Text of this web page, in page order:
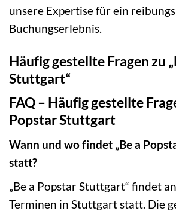
unsere Expertise für ein
Buchungserlebnis.
Häufig gestellte Fragen zu
Stuttgart“
FAQ – Häufig gestellte
Popstar Stuttgart
Wann und wo findet „Be a
statt?
„Be a Popstar Stuttgart“ findet
Terminen in Stuttgart statt. Die